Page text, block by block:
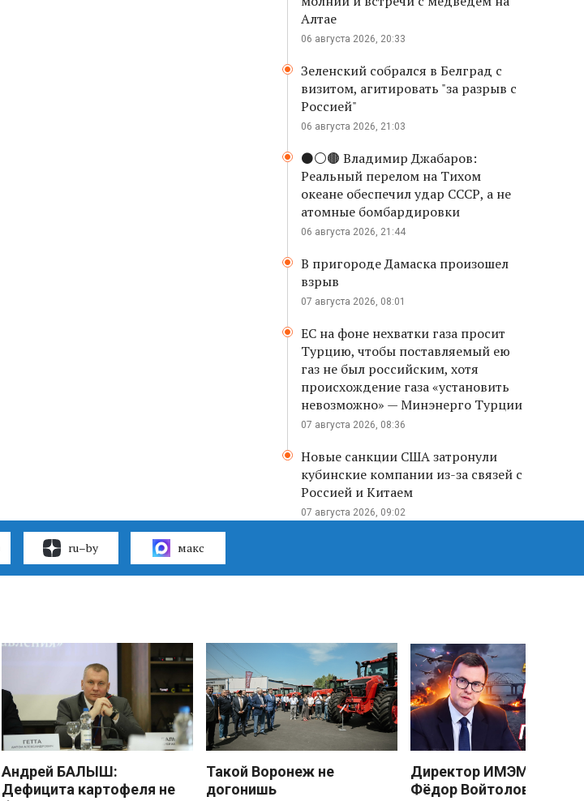
Алтае
06 августа 2026, 20:33
Зеленский собрался в Белград с
визитом, агитировать "за разрыв с
Россией"
06 августа 2026, 21:03
⚫️⚪️🟤 Владимир Джабаров:
Реальный перелом на Тихом
океане обеспечил удар СССР, а не
атомные бомбардировки
06 августа 2026, 21:44
В пригороде Дамаска произошел
взрыв
07 августа 2026, 08:01
ЕС на фоне нехватки газа просит
Турцию, чтобы поставляемый ею
газ не был российским, хотя
происхождение газа «установить
невозможно» — Минэнерго Турции
07 августа 2026, 08:36
Новые санкции США затронули
кубинские компании из-за связей с
Россией и Китаем
07 августа 2026, 09:02
ru–by макс
Андрей БАЛЫШ:
Дефицита картофеля не
Такой Воронеж не
догонишь
Директор ИМЭМО РАН
Фёдор Войтоловский: